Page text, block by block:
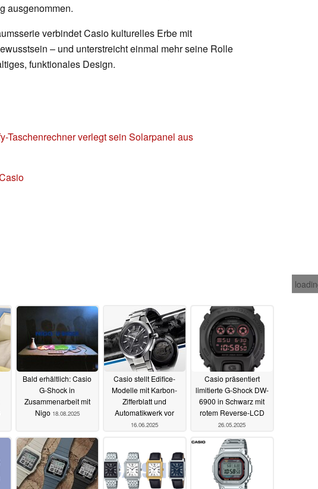
ausgenommen.
verbindet Casio kulturelles Erbe mit
– und unterstreicht einmal mehr seine Rolle
funktionales Design.
Taschenrechner verlegt sein Solarpanel aus
Bald erhältlich: Casio
G-Shock in
Zusammenarbeit mit
Nigo 18.08.2025
Casio stellt Edifice-
Modelle mit Karbon-
Zifferblatt und
Automatikwerk vor
16.06.2025
Casio präsentiert
limitierte G-Shock DW-
6900 in Schwarz mit
rotem Reverse-LCD
26.05.2025